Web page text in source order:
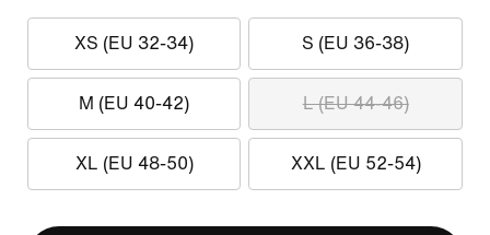
XS (EU 32-34) S (EU 36-38)
M (EU 40-42) L (EU 44-46)
XL (EU 48-50) XXL (EU 52-54)